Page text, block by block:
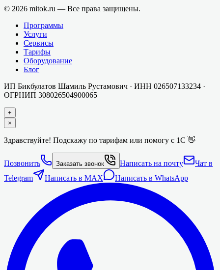
© 2026 mitok.ru — Все права защищены.
Программы
Услуги
Сервисы
Тарифы
Оборудование
Блог
ИП Бикбулатов Шамиль Рустамович · ИНН 026507133234 ·
ОГРНИП 308026504900065
+
×
Здравствуйте! Подскажу по тарифам или помогу с 1С 👋
Позвонить Заказать звонок Написать на почту
Чат в
Telegram
Написать в MAX Написать в WhatsApp